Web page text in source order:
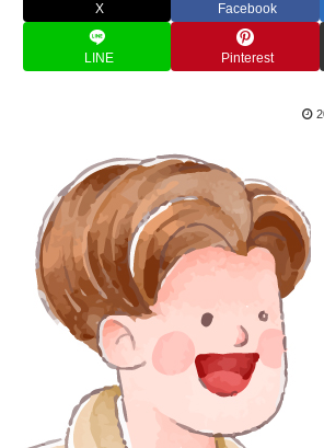
X Facebook
LINE Pinterest